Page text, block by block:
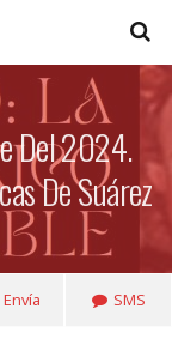
Del 2024.
De Suárez
Envía SMS